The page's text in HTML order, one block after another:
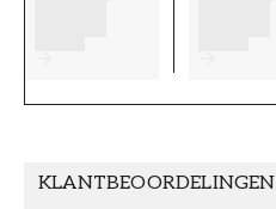
KLANTBEOORDELINGEN